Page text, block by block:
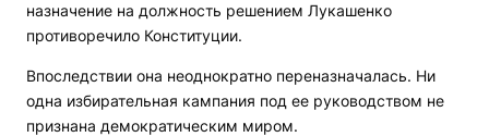
назначение на должность решением Лукашенко
противоречило Конституции.
Впоследствии она неоднократно переназначалась. Ни
одна избирательная кампания под ее руководством не
признана демократическим миром.